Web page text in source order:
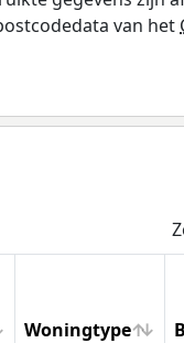
van het
Woningtype